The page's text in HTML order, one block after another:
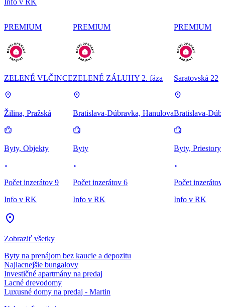
Info v RK
PREMIUM
ZELENÉ VLČINCE
Žilina, Pražská
Byty, Objekty
Počet inzerátov 9
Info v RK
PREMIUM
ZELENÉ ZÁLUHY 2. fáza
Bratislava-Dúbravka, Hanulova
Byty
Počet inzerátov 6
Info v RK
PREMIUM
Saratovská 22
Bratislava-
Byty, Priestory
Počet inzerátov
Info v RK
Zobraziť všetky
Byty na prenájom bez kaucie a depozitu
Najlacnejšie bungalovy
Investičné apartmány na predaj
Lacné drevodomy
Luxusné domy na predaj - Martin